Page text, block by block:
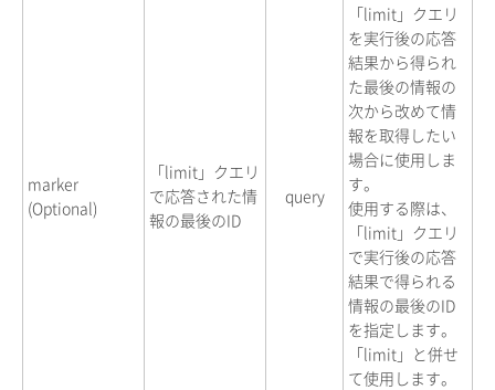
marker
(Optional)
「limit」クエリ
で応答された情
報の最後のID
query
「limit」クエリ
を実行後の応答
結果から得られ
た最後の情報の
次から改めて情
報を取得したい
場合に使用しま
す。
使用する際は、
「limit」クエリ
で実行後の応答
結果で得られる
情報の最後のID
を指定します。
「limit」と併せ
て使用します。